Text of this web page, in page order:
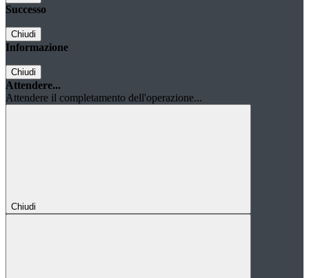
Successo
Chiudi
Informazione
Chiudi
Attendere...
Attendere il completamento dell'operazione...
Chiudi